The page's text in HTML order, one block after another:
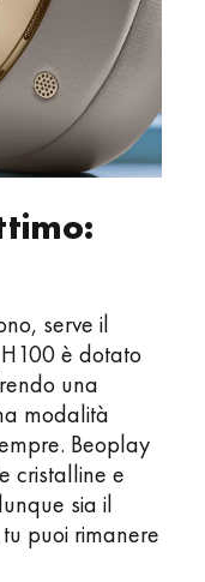
serve il
è dotato
una
modalità
Beoplay
cristalline e
sia il
puoi rimanere